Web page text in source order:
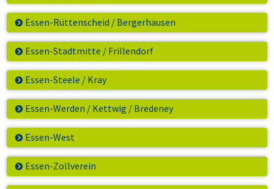
Essen-Rüttenscheid / Bergerhausen
Essen-Stadtmitte / Frillendorf
Essen-Steele / Kray
Essen-Werden / Kettwig / Bredeney
Essen-West
Essen-Zollverein